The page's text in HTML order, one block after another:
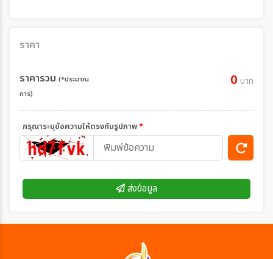
ราคา
ราคารวม (*ประมาณ
การ)
0 บาท
กรุณาระบุข้อความให้ตรงกับรูปภาพ*
ส่งข้อมูล